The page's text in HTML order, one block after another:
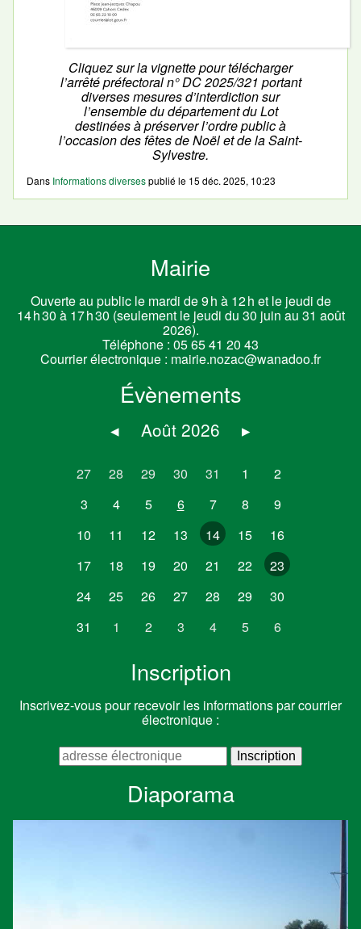
Cliquez sur la vignette pour télécharger
l’arrêté préfectoral n° DC 2025/321 portant
diverses mesures d’interdiction sur
l’ensemble du département du Lot
destinées à préserver l’ordre public à
l’occasion des fêtes de Noël et de la Saint-
Sylvestre.
Dans Informations diversespublié le 15 déc. 2025, 10:23
Mairie
Ouverte au public le mardi de 9 h à 12 h et le jeudi de
14 h 30 à 17 h 30 (seulement le jeudi du 30 juin au 31 août
2026).
Téléphone : 05 65 41 20 43
Courrier électronique : mairie.nozac@wanadoo.fr
Évènements
◂ Août 2026 ▸
27 28 29 30 31 1
2
3
4 5 6 7 8
9
10
11 12 13 14 15
16
17
18 19 20 21 22
23
24
25 26 27 28 29
30
31
1 2 3 4 5 6
Inscription
Inscrivez-vous pour recevoir les informations par courrier
électronique :
Diaporama